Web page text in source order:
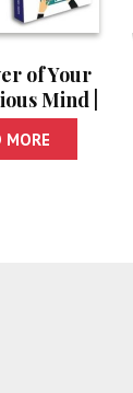
of Your
Mind |
MORE